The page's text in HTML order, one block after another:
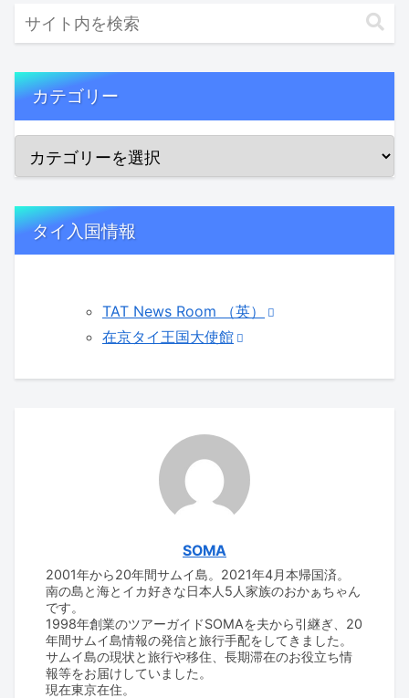
カテゴリー
タイ入国情報
TAT News Room （英）
在京タイ王国大使館
SOMA
2001年から20年間サムイ島。2021年4月本帰国済。
南の島と海とイカ好きな日本人5人家族のおかぁちゃん
です。
1998年創業のツアーガイドSOMAを夫から引継ぎ、20
年間サムイ島情報の発信と旅行手配をしてきました。
サムイ島の現状と旅行や移住、長期滞在のお役立ち情
報等をお届けしていました。
現在東京在住。